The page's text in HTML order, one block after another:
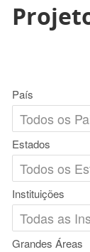
País
Estados
Instituições
Grandes Áreas